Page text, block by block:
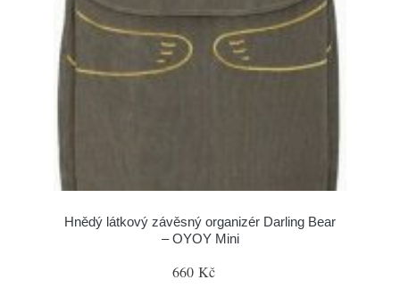
Hnědý látkový závěsný organizér Darling Bear
– OYOY Mini
660 Kč